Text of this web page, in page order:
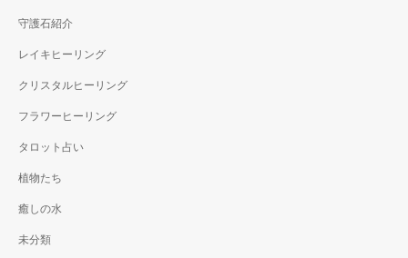
守護石紹介
レイキヒーリング
クリスタルヒーリング
フラワーヒーリング
タロット占い
植物たち
癒しの水
未分類